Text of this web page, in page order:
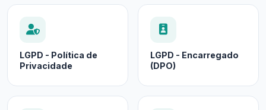
LGPD - Política de
Privacidade
LGPD - Encarregado
(DPO)